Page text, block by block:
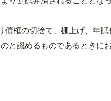
債権の切捨て、棚上げ、年
と認めるものであるときに